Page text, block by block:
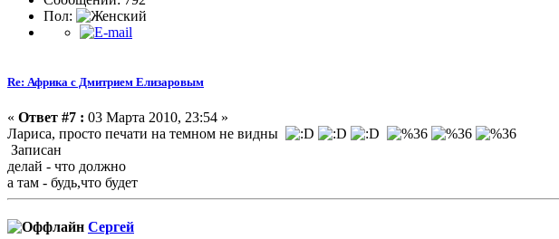
Пол:
Re: Африка с Дмитрием Елизаровым
« Ответ #7 : 03 Марта 2010, 23:54 »
Лариса, просто печати на темном не видны
Записан
делай - что должно
а там - будь,что будет
Сергей